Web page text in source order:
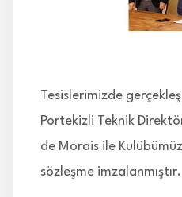
Tesislerimizde
Portekizli Teknik
de Morais ile
sözleşme imzalanmıştır.